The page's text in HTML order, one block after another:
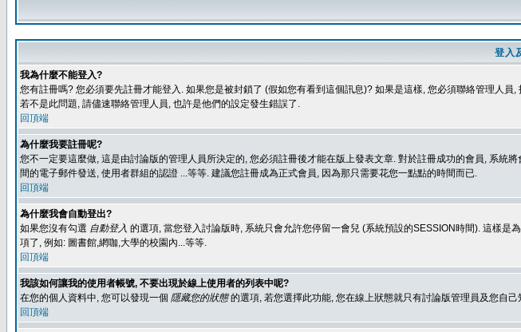
登入
我為什麼不能登入?
您有註冊嗎? 您必須要先註冊才能登入. 如果您是被封鎖了 (假如您有看到這個訊息)? 如果是這樣, 您必須聯絡管理人
若不是此問題, 請儘速聯絡管理人員, 也許是他們的設定發生錯誤了.
回頂端
為什麼我要註冊呢?
您不一定要這麼做, 這是由討論版的管理人員所決定的, 您必須註冊後才能在版上發表文章. 對於註冊成功的會員, 系統
間的電子郵件發送, 使用者群組的認證 ...等等. 建議您註冊成為正式會員, 因為那只需要花您一點點的時間而已.
回頂端
為什麼我會自動登出?
如果您沒有勾選 自動登入 的選項, 當您登入討論版時, 系統只會允許您停留一會兒 (系統預設的SESSION時間). 這樣
項了, 例如: 圖書館,網咖,大學的校園內...等等.
回頂端
我該如何讓我的使用者帳號, 不要出現於線上使用者的列表中呢?
在您的個人資料中, 您可以發現一個 隱藏您的狀態的選項, 若您選擇此功能, 您在線上狀態就只有討論版管理員及您自己
回頂端